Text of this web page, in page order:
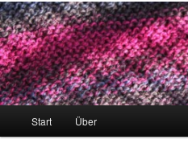
Start Über